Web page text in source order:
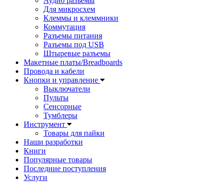
Для микросхем
Клеммы и клеммники
Коммутация
Разъемы питания
Разъемы под USB
Штыревые разъемы
Макетные платы/Breadboards
Провода и кабели
Кнопки и управление
Выключатели
Пульты
Сенсорные
Тумблеры
Инструмент
Товары для пайки
Наши разработки
Книги
Популярные товары
Последние поступления
Услуги